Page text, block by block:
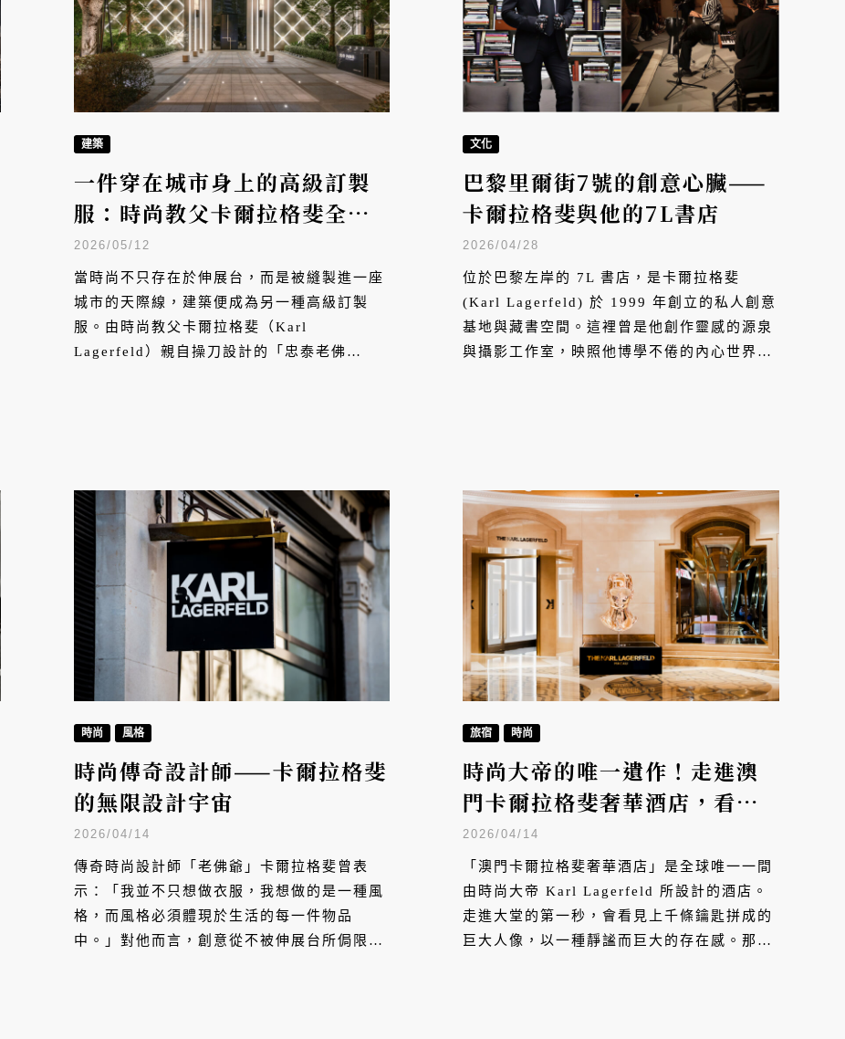
建築
一件穿在城市身上的高級訂製
服：時尚教父卡爾拉格斐全球
唯一住宅作品「忠泰老佛爺」
2026/05/12
當時尚不只存在於伸展台，而是被縫製進一座
城市的天際線，建築便成為另一種高級訂製
服。由時尚教父卡爾拉格斐（Karl
Lagerfeld）親自操刀設計的「忠泰老佛
在這裡，居住的日常，成為一種與時尚大師共
同生活的體驗，也是一件足以被城市收藏的建
築藝術。
文化
巴黎里爾街7號的創意心臟——
卡爾拉格斐與他的7L書店
2026/04/28
位於巴黎左岸的 7L 書店，是卡爾拉格斐
(Karl Lagerfeld) 於 1999 年創立的私人創意
基地與藏書空間。這裡曾是他創作靈感的源泉
與攝影工作室，映照他博學不倦的內心世界。
時尚 風格
時尚傳奇設計師——卡爾拉格斐
的無限設計宇宙
2026/04/14
傳奇時尚設計師「老佛爺」卡爾拉格斐曾表
示：「我並不只想做衣服，我想做的是一種風
格，而風格必須體現於生活的每一件物品
中。」對他而言，創意從不被伸展台所侷限，
旅宿 時尚
時尚大帝的唯一遺作！走進澳
門卡爾拉格斐奢華酒店，看老
佛爺如何把一生執念融入建築
2026/04/14
「澳門卡爾拉格斐奢華酒店」是全球唯一一間
由時尚大帝 Karl Lagerfeld 所設計的酒店。
走進大堂的第一秒，會看見上千條鑰匙拼成的
巨大人像，以一種靜謐而巨大的存在感。那是